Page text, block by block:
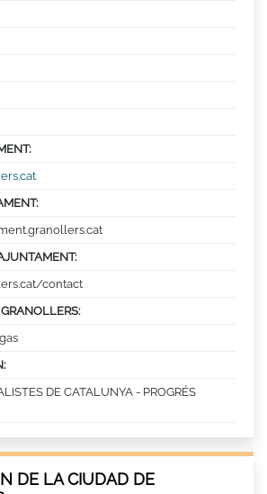
contact
DE CATALUNYA - PROGRÉS
DE LA CIUDAD DE